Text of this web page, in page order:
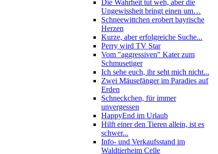
Die Wahrheit tut weh, aber die
Ungewissheit bringt einen um…
Schneewittchen erobert bayrische
Herzen
Kurze, aber erfolgreiche Suche...
Perry wird TV Star
Vom "aggressiven" Kater zum
Schmusetiger
Ich sehe euch, ihr seht mich nicht...
Zwei Mäusefänger im Paradies auf
Erden
Schneckchen, für immer
unvergessen
HappyEnd im Urlaub
Hilft einer den Tieren allein, ist es
schwer...
Info- und Verkaufsstand im
Waldtierheim Celle